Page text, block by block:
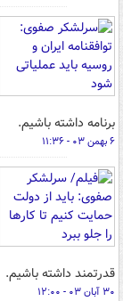
برنامه داشته باشیم.
۶ بهمن ۰۳ - ۱۱:۳۶
قدرتمند داشته باشیم.
۳۰ آبان ۰۳ - ۱۲:۰۰